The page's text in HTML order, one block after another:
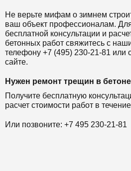
Не верьте мифам о зимнем
ваш объект профессионалам.
бесплатной консультации и
бетонных работ свяжитесь с
телефону +7 (495) 230-21-81 или
сайте.
Нужен ремонт трещин в
Получите бесплатную
расчет стоимости работ в
Или позвоните: +7 495 230-21-81